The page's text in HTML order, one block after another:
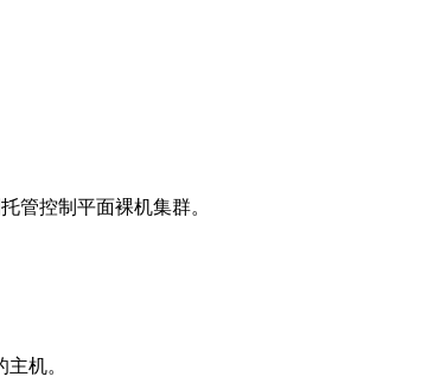
托管控制平面裸机集群。
机。